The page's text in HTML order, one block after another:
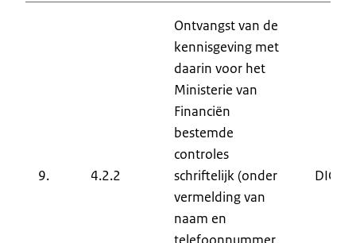
9. 4.2.2
Ontvangst van de
kennisgeving met
daarin voor het
Ministerie van
Financiën
bestemde
controles
schriftelijk (onder
vermelding van
naam en
DIC